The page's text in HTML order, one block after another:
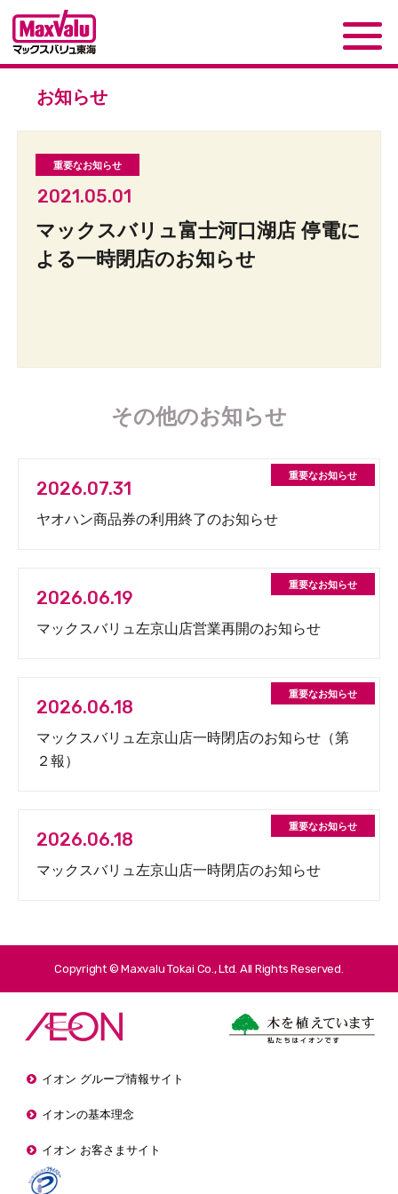
お知らせ
2021.05.01
マックスバリュ富士河口湖店 停電に
よる一時閉店のお知らせ
その他のお知らせ
2026.07.31
ヤオハン商品券の利用終了のお知らせ
2026.06.19
マックスバリュ左京山店営業再開のお知らせ
2026.06.18
マックスバリュ左京山店一時閉店のお知らせ（第
２報）
2026.06.18
マックスバリュ左京山店一時閉店のお知らせ
Copyright © Maxvalu Tokai Co., Ltd. All Rights Reserved.
イオン グループ情報サイト
イオンの基本理念
イオン お客さまサイト